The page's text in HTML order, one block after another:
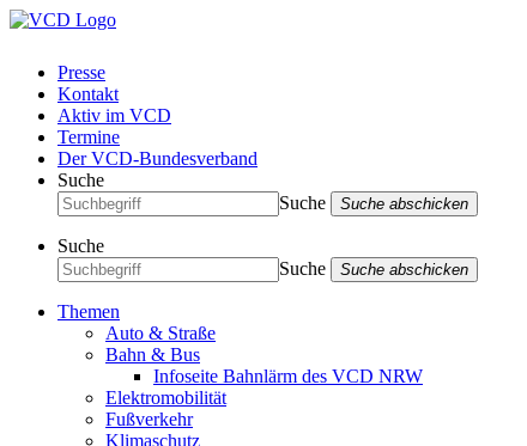
Presse
Kontakt
Aktiv im VCD
Termine
Der VCD-Bundesverband
Suche
Suche
Suche abschicken
Suche
Suche
Suche abschicken
Themen
Auto & Straße
Bahn & Bus
Infoseite Bahnlärm des VCD NRW
Elektromobilität
Fußverkehr
Klimaschutz